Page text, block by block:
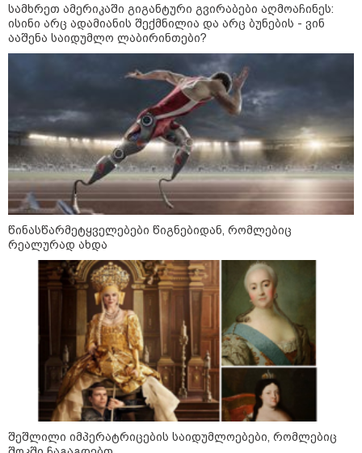
18:35 / 08-08-2026
"ბულგარეთის საჰაერო
სივრცეში დრონი აფეთქდა" -
ბულგარეთის პრემიერ-მინისტრი
17:13 / 08-08-2026
"დასავლეთმა საქართველო
ჩვენ წინააღმდეგ
გეოპოლიტიკური ბრძოლის
უგუნურ იარაღად გამოიყენა" -
23:40 / 07-08-2026
იტალიამ ყველა ქალაქში
განგაშის წითელი დონე
გამოაცხადა
კატეგორიის ყველა სიახლე
სამხრეთ ამერიკაში გიგანტური გვირაბები აღმოაჩინეს:
ისინი არც ადამიანის შექმნილია და არც ბუნების - ვინ
ააშენა საიდუმლო ლაბირინთები?
წინასწარმეტყველებები წიგნებიდან, რომლებიც
რეალურად ახდა
შეშლილი იმპერატრიცების საიდუმლოებები, რომლებიც